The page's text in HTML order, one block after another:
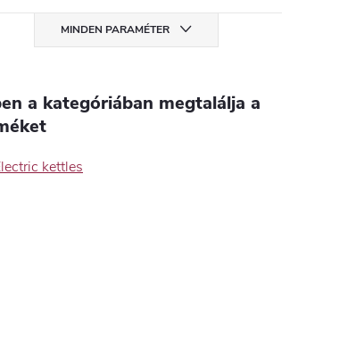
MINDEN PARAMÉTER
a kategóriában megtalálja a
kettles